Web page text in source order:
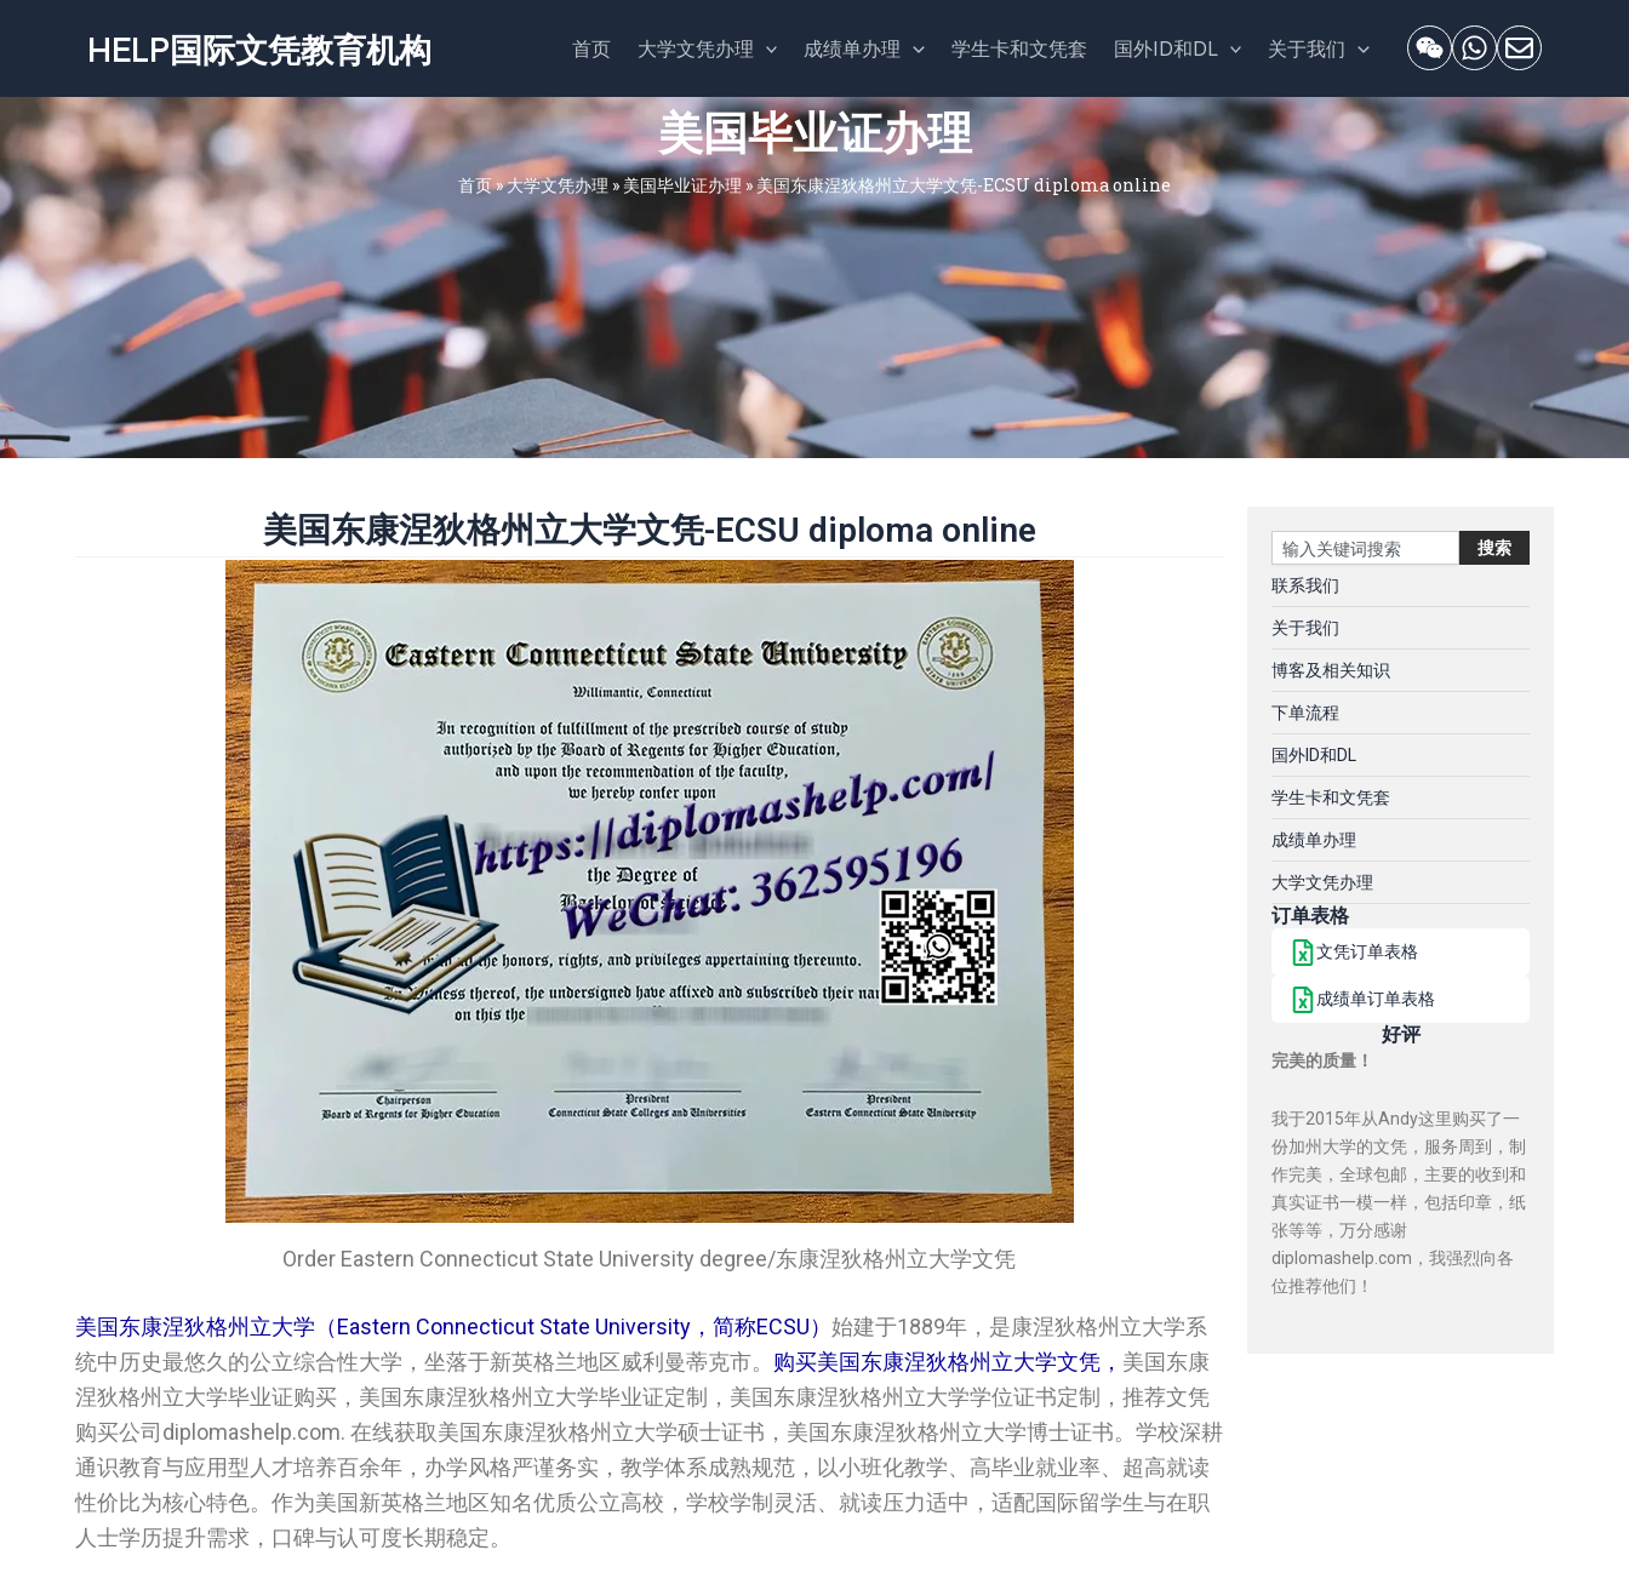
容
HELP国际文凭教育机构 首页 大学文凭办理 成绩单办理 学生卡和文凭套 国外ID和DL 关于我们
美国毕业证办理
首页»大学文凭办理 » 美国毕业证办理 »美国东康涅狄格州立大学文凭-ECSU diploma online
美国东康涅狄格州立大学文凭-ECSU diploma online
Order Eastern Connecticut State University degree/东康涅狄格州立大学文凭
美国东康涅狄格州立大学（Eastern Connecticut State University，简称ECSU） 始建于1889年，是康涅狄格州立大学系
统中历史最悠久的公立综合性大学，坐落于新英格兰地区威利曼蒂克市。 购买美国‌‌东康涅狄格州立大学‌‌‌文凭， 美国‌‌东康
涅狄格州立大学‌‌‌毕业证购买，美国‌‌东康涅狄格州立大学‌‌‌毕业证定制，美国‌‌东康涅狄格州立大学‌‌‌学位证书定制，推荐文凭
购买公司diplomashelp.com. 在线获取美国‌‌东康涅狄格州立大学‌‌‌硕士证书，美国‌‌东康涅狄格州立大学‌‌‌博士证书。学校深耕
通识教育与应用型人才培养百余年，办学风格严谨务实，教学体系成熟规范，以小班化教学、高毕业就业率、超高就读
性价比为核心特色。作为美国新英格兰地区知名优质公立高校，学校学制灵活、就读压力适中，适配国际留学生与在职
人士学历提升需求，口碑与认可度长期稳定。
Search 搜索
联系我们
关于我们
博客及相关知识
下单流程
国外ID和DL
学生卡和文凭套
成绩单办理
大学文凭办理
订单表格
文凭订单表格
成绩单订单表格
好评
完美的质量！
我于2015年从Andy这里购买了一
份加州大学的文凭，服务周到，制
作完美，全球包邮，主要的收到和
真实证书一模一样，包括印章，纸
张等等，万分感谢
diplomashelp.com，我强烈向各
位推荐他们！